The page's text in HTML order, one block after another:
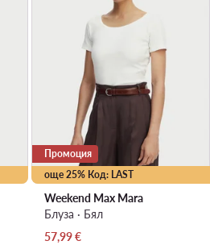
още 25% Код: LAST
Промоция
Weekend Max Mara
Блуза · Бял
Актуална цена
57,99€